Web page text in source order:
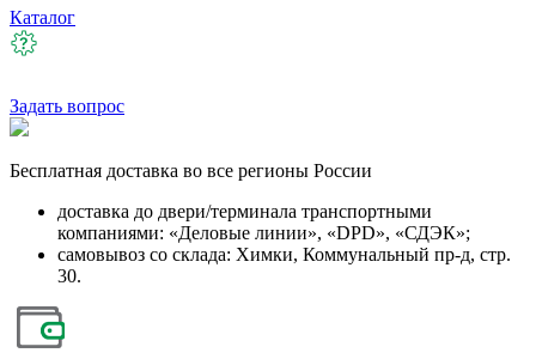
Каталог
Задать вопрос
Бесплатная доставка во все регионы России
доставка до двери/терминала транспортными
компаниями: «Деловые линии», «DPD», «СДЭК»;
самовывоз со склада: Химки, Коммунальный пр-д, стр.
30.